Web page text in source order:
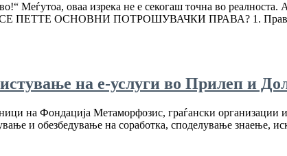
Меѓутоа, оваа изрека не е секогаш точна во
СЕ ПЕТТЕ ОСНОВНИ ПОТРОШУВАЧКИ ПРАВА? 1.
на е-услуги во Прилеп и
на Фондација Метаморфозис, граѓански
и обезбедување на соработка, споделување знаење,